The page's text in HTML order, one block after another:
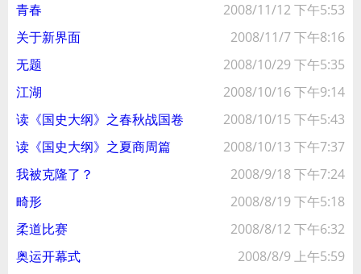
青春
2008/11/12 下午5:53
关于新界面
2008/11/7 下午8:16
无题
2008/10/29 下午5:35
江湖
2008/10/16 下午9:14
读《国史大纲》之春秋战国卷
2008/10/15 下午5:43
读《国史大纲》之夏商周篇
2008/10/13 下午7:37
我被克隆了？
2008/9/18 下午7:24
畸形
2008/8/19 下午5:18
柔道比赛
2008/8/12 下午6:32
奥运开幕式
2008/8/9 上午5:59